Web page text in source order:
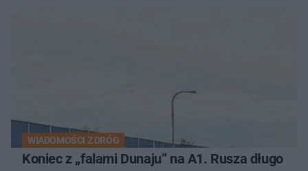
WIADOMOŚCI Z DRÓG
Koniec z „falami Dunaju” na A1. Rusza długo